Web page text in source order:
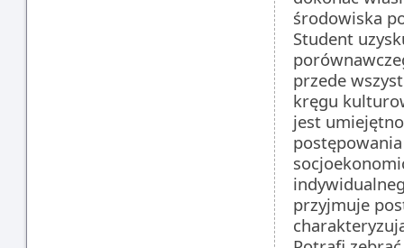
środowiska
Student
przede
kręgu
jest
przyjmuje